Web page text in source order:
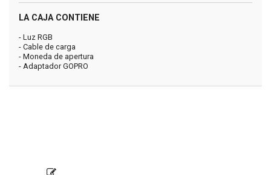
LA CAJA CONTIENE
- Luz RGB
- Cable de carga
- Moneda de apertura
- Adaptador GOPRO